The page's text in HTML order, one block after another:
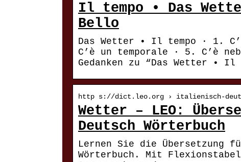
Il tempo • Das
Bello
Das Wetter • Il tempo · 1.
C’è un temporale · 5. C’è
Gedanken zu “Das Wetter • Il
http s://dict.leo.org › italienisch-
Wetter – LEO:
Deutsch Wörterbuch
Lernen Sie die Übersetzung
Wörterbuch. Mit